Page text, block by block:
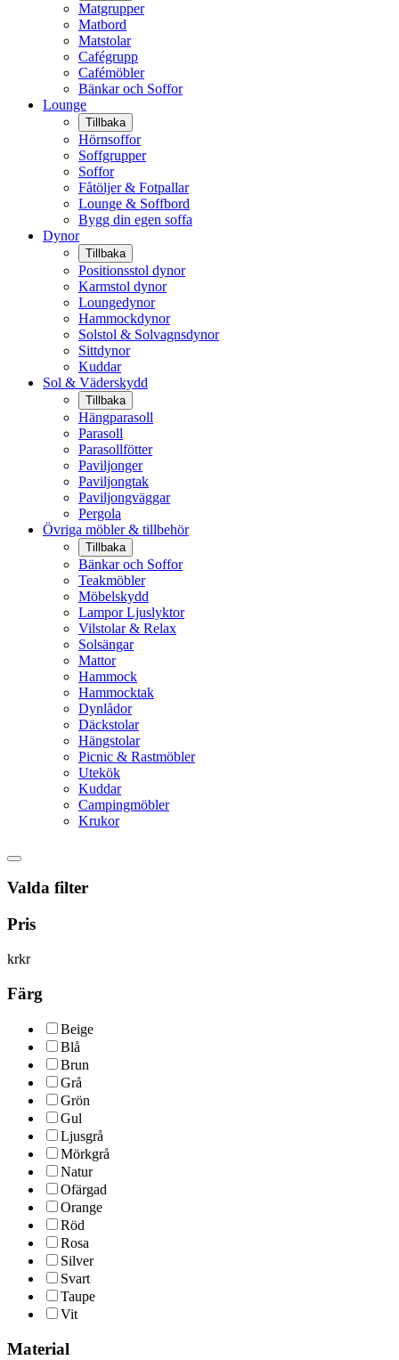
Matgrupper
Matbord
Matstolar
Cafégrupp
Cafémöbler
Bänkar och Soffor
Lounge
Tillbaka
Hörnsoffor
Soffgrupper
Soffor
Fåtöljer & Fotpallar
Lounge & Soffbord
Bygg din egen soffa
Dynor
Tillbaka
Positionsstol dynor
Karmstol dynor
Loungedynor
Hammockdynor
Solstol & Solvagnsdynor
Sittdynor
Kuddar
Sol & Väderskydd
Tillbaka
Hängparasoll
Parasoll
Parasollfötter
Paviljonger
Paviljongtak
Paviljongväggar
Pergola
Övriga möbler & tillbehör
Tillbaka
Bänkar och Soffor
Teakmöbler
Möbelskydd
Lampor Ljuslyktor
Vilstolar & Relax
Solsängar
Mattor
Hammock
Hammocktak
Dynlådor
Däckstolar
Hängstolar
Picnic & Rastmöbler
Utekök
Kuddar
Campingmöbler
Krukor
Valda filter
Pris
krkr
Färg
Beige
Blå
Brun
Grå
Grön
Gul
Ljusgrå
Mörkgrå
Natur
Ofärgad
Orange
Röd
Rosa
Silver
Svart
Taupe
Vit
Material